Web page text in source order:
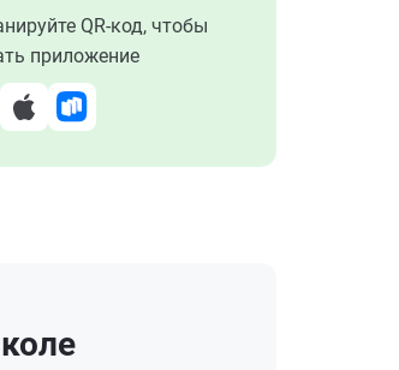
QR-код, чтобы
приложение